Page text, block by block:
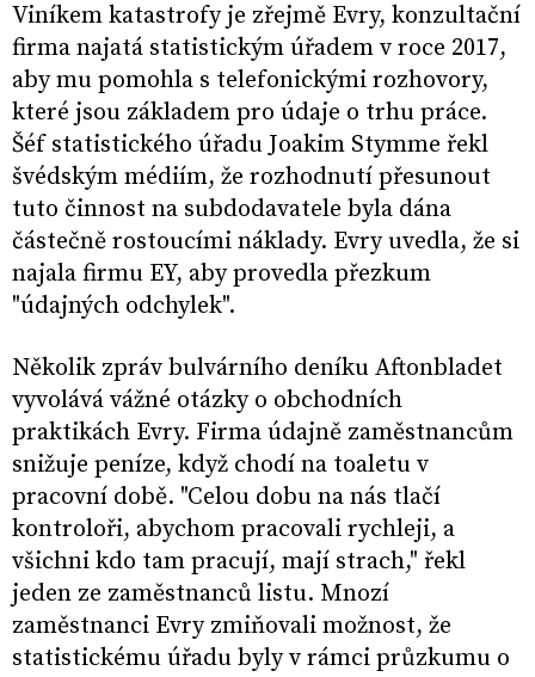
Viníkem katastrofy je zřejmě Evry, konzultační
firma najatá statistickým úřadem v roce 2017,
aby mu pomohla s telefonickými rozhovory,
které jsou základem pro údaje o trhu práce.
Šéf statistického úřadu Joakim Stymme řekl
švédským médiím, že rozhodnutí přesunout
tuto činnost na subdodavatele byla dána
částečně rostoucími náklady. Evry uvedla, že si
najala firmu EY, aby provedla přezkum
"údajných odchylek".
Několik zpráv bulvárního deníku Aftonbladet
vyvolává vážné otázky o obchodních
praktikách Evry. Firma údajně zaměstnancům
snižuje peníze, když chodí na toaletu v
pracovní době. "Celou dobu na nás tlačí
kontroloři, abychom pracovali rychleji, a
všichni kdo tam pracují, mají strach," řekl
jeden ze zaměstnanců listu. Mnozí
zaměstnanci Evry zmiňovali možnost, že
statistickému úřadu byly v rámci průzkumu o